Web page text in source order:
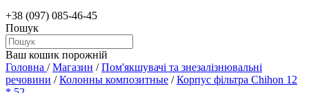
+38 (097) 085-46-45
Пошук
Ваш кошик порожній
Головна /Магазин /Пом'якшувачі та знезалізнювальні
речовини /Колонны композитные /Корпус фільтра Chihon 12